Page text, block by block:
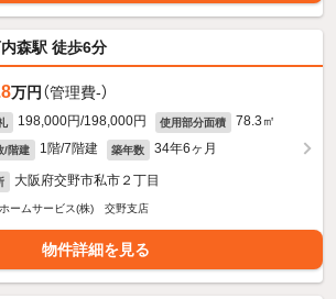
森駅 徒歩6分
万円 （管理費-）
198,000円/198,000円 使用部分面積 78.3㎡
/階建 1階/7階建 築年数 34年6ヶ月
大阪府交野市私市２丁目
ームサービス(株) 交野支店
物件詳細を見る